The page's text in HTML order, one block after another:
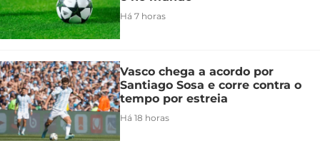
Há 7 horas
Vasco chega a acordo por
Santiago Sosa e corre contra o
tempo por estreia
Há 18 horas